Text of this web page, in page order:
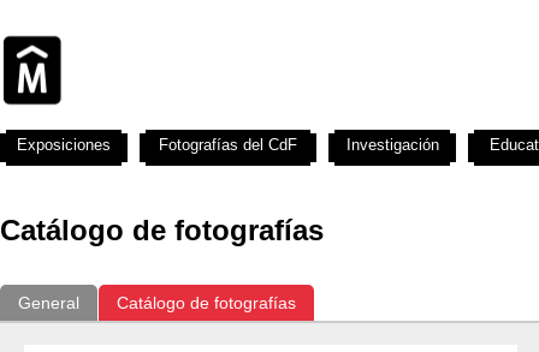
Catálogo de fotografías
General Catálogo de fotografías
Exposiciones Fotografías del CdF Investigación